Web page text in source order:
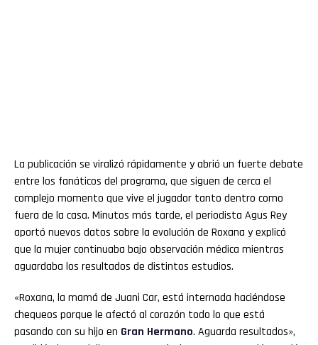
La publicación se viralizó rápidamente y abrió un fuerte debate
entre los fanáticos del programa, que siguen de cerca el
complejo momento que vive el jugador tanto dentro como
fuera de la casa. Minutos más tarde, el periodista Agus Rey
aportó nuevos datos sobre la evolución de Roxana y explicó
que la mujer continuaba bajo observación médica mientras
aguardaba los resultados de distintos estudios.
«Roxana, la mamá de Juani Car, está internada haciéndose
chequeos porque le afectó al corazón todo lo que está
pasando con su hijo en Gran Hermano. Aguarda resultados»,